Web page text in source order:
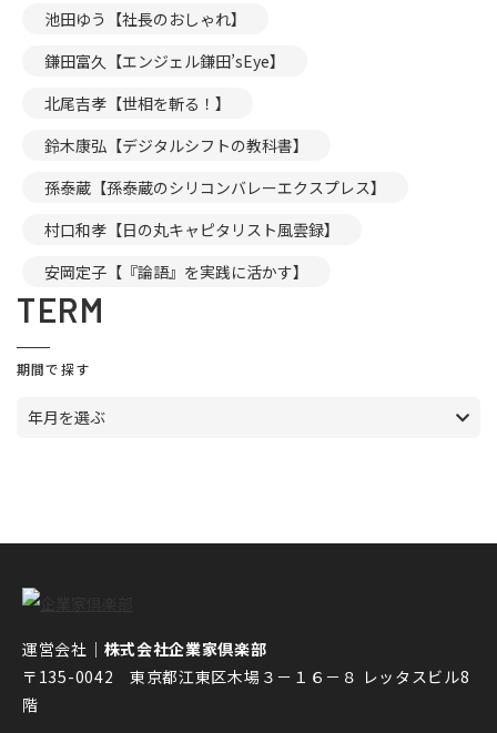
池田ゆう【社長のおしゃれ】
鎌田富久【エンジェル鎌田’sEye】
北尾吉孝【世相を斬る！】
鈴木康弘【デジタルシフトの教科書】
孫泰蔵【孫泰蔵のシリコンバレーエクスプレス】
村口和孝【日の丸キャピタリスト風雲録】
安岡定子【『論語』を実践に活かす】
TERM
期間で探す
年月を選ぶ
運営会社｜ 株式会社企業家倶楽部
〒135-0042 東京都江東区木場３－１６－８ レッタスビル8
階